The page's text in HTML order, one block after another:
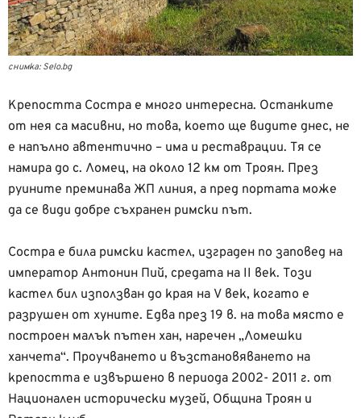
снимка: Selo.bg
Крепостта Состра е много интересна. Останките
от нея са масивни, но това, което ще видите днес, не
е напълно автентично – има и реставрации. Тя се
намира до с. Ломец, на около 12 км от Троян. През
руините преминава ЖП линия, а пред портата може
да се види добре съхранен римски път.
Состра е била римски кастел, изграден по заповед на
император Антонин Пий, средата на II век. Този
кастел бил използван до края на V век, когато е
разрушен от хуните. Едва през 19 в. на това място е
построен малък пътен хан, наречен „Ломешки
ханчета“. Проучването и възстановяването на
крепостта е извършено в периода 2002- 2011 г. от
Национален исторически музей, Община Троян и